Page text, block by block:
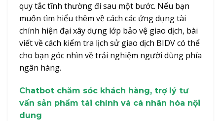
quy tắc tĩnh thường đi sau một bước. Nếu bạn
muốn tìm hiểu thêm về cách các ứng dụng tài
chính hiện đại xây dựng lớp bảo vệ giao dịch, bài
viết vềcách kiểm tra lịch sử giao dịch BIDVcó thể
cho bạn góc nhìn về trải nghiệm người dùng phía
ngân hàng.
Chatbot chăm sóc khách hàng, trợ lý tư
vấn sản phẩm tài chính và cá nhân hóa nội
dung